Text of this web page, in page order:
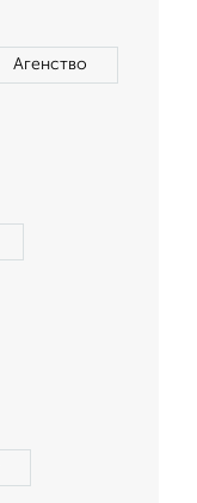
Агенство